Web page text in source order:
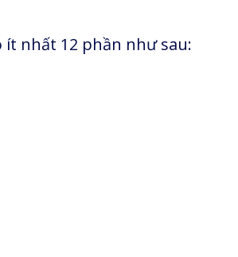
ít nhất 12 phần như sau: